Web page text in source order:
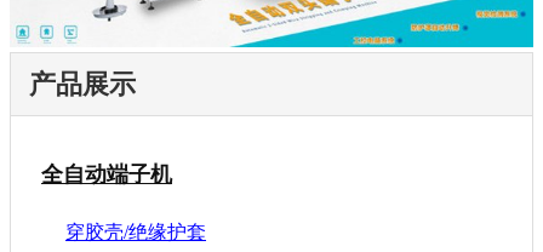
产品展示
全自动端子机
穿胶壳/绝缘护套